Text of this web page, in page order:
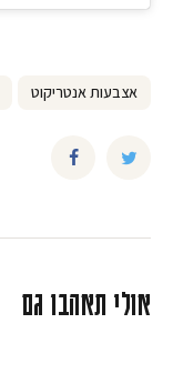
אצבעות אנטריקוט
אולי תאהבו גם